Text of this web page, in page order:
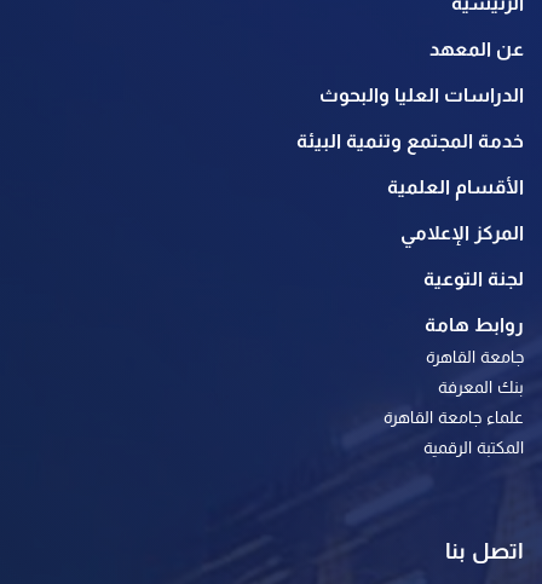
عن المعهد
الدراسات العليا والبحوث
خدمة المجتمع وتنمية البيئة
الأقسام العلمية
المركز الإعلامي
لجنة التوعية
روابط هامة
جامعة القاهرة
بنك المعرفة
علماء جامعة القاهرة
المكتبة الرقمية
اتصل بنا